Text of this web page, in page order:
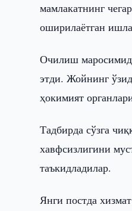
мамлакатнинг
оширилаётган
Очилиш
этди. Жойнинг
ҳокимият
Тадбирда сўзга
хавфсизлигини
таъкидладилар.
Янги постда